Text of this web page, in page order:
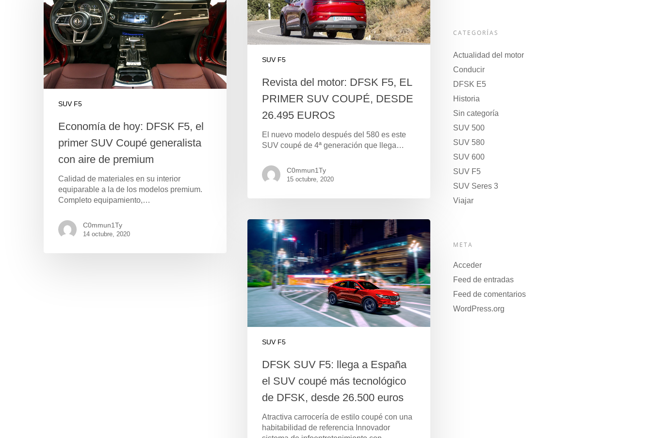
SUV F5
Revista del motor: DFSK F5, EL
PRIMER SUV COUPÉ, DESDE
26.495 EUROS
El nuevo modelo después del 580 es este
SUV coupé de 4ª generación que llega…
C0mmun1Ty
15 octubre, 2020
SUV F5
Economía de hoy: DFSK F5, el
primer SUV Coupé generalista
con aire de premium
Calidad de materiales en su interior
equiparable a la de los modelos premium.
Completo equipamiento,…
C0mmun1Ty
14 octubre, 2020
SUV F5
DFSK SUV F5: llega a España
el SUV coupé más tecnológico
de DFSK, desde 26.500 euros
Atractiva carrocería de estilo coupé con una
habitabilidad de referencia Innovador
CATEGORÍAS
Actualidad del motor
Conducir
DFSK E5
Historia
Sin categoría
SUV 500
SUV 580
SUV 600
SUV F5
SUV Seres 3
Viajar
META
Acceder
Feed de entradas
Feed de comentarios
WordPress.org